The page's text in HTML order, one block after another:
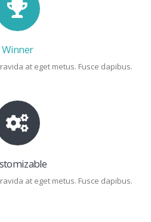
Winner
at eget metus. Fusce dapibus.
at eget metus. Fusce dapibus.